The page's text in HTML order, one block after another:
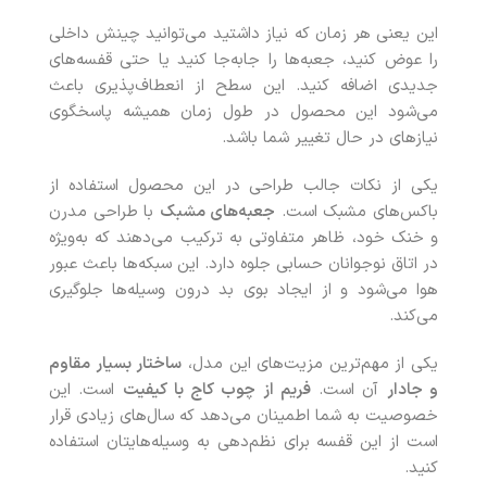
این یعنی هر زمان که نیاز داشتید می‌توانید چینش داخلی
را عوض کنید، جعبه‌ها را جابه‌جا کنید یا حتی قفسه‌های
جدیدی اضافه کنید. این سطح از انعطاف‌پذیری باعث
می‌شود این محصول در طول زمان همیشه پاسخگوی
نیازهای در حال تغییر شما باشد.
یکی از نکات جالب طراحی در این محصول استفاده از
باکس‌های مشبک است. جعبه‌های مشبک با طراحی مدرن
و خنک خود، ظاهر متفاوتی به ترکیب می‌دهند که به‌ویژه
در اتاق نوجوانان حسابی جلوه دارد. این سبکه‌ها باعث عبور
هوا می‌شود و از ایجاد بوی بد درون وسیله‌ها جلوگیری
می‌کند.
یکی از مهم‌ترین مزیت‌های این مدل، ساختار بسیار مقاوم
و جادار آن است.فریم از چوب کاج با کیفیت است. این
خصوصیت به شما اطمینان می‌دهد که سال‌های زیادی قرار
است از این قفسه برای نظم‌دهی به وسیله‌هایتان استفاده
کنید.